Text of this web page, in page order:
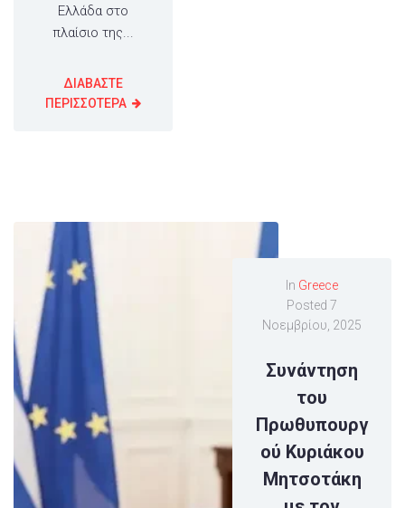
Ελλάδα στο
πλαίσιο της...
ΔΙΑΒΑΣΤΕ
ΠΕΡΙΣΣΟΤΕΡΑ
In Greece
Posted7
Νοεμβρίου, 2025
Συνάντηση
του
Πρωθυπουργ
ού Κυριάκου
Μητσοτάκη